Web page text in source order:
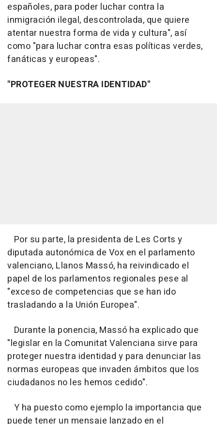
españoles, para poder luchar contra la
inmigración ilegal, descontrolada, que quiere
atentar nuestra forma de vida y cultura", así
como "para luchar contra esas políticas verdes,
fanáticas y europeas".
"PROTEGER NUESTRA IDENTIDAD"
Por su parte, la presidenta de Les Corts y
diputada autonómica de Vox en el parlamento
valenciano, Llanos Massó, ha reivindicado el
papel de los parlamentos regionales pese al
"exceso de competencias que se han ido
trasladando a la Unión Europea".
Durante la ponencia, Massó ha explicado que
"legislar en la Comunitat Valenciana sirve para
proteger nuestra identidad y para denunciar las
normas europeas que invaden ámbitos que los
ciudadanos no les hemos cedido".
Y ha puesto como ejemplo la importancia que
puede tener un mensaje lanzado en el